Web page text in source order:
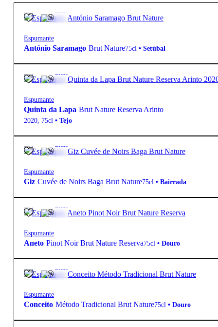
Bruto
Espumante
António Saramago Brut Nature75cl • Setúbal
Bruto
Espumante
Quinta da Lapa Brut Nature Reserva Arinto
2020, 75cl • Tejo
Bruto
Espumante
Giz Cuvée de Noirs Baga Brut Nature75cl • Bairrada
Bruto
Espumante
Aneto Pinot Noir Brut Nature Reserva75cl • Douro
Bruto
Espumante
Conceito Método Tradicional Brut Nature75cl • Douro